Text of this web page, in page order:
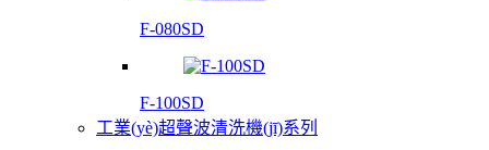
F-080SD
F-100SD
工業(yè)超聲波清洗機(jī)系列